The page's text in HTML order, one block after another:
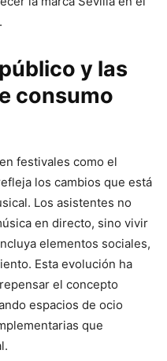
y las
consumo
festivales como el
los cambios que está
Los asistentes no
en directo, sino vivir
elementos sociales,
Esta evolución ha
el concepto
espacios de ocio
que